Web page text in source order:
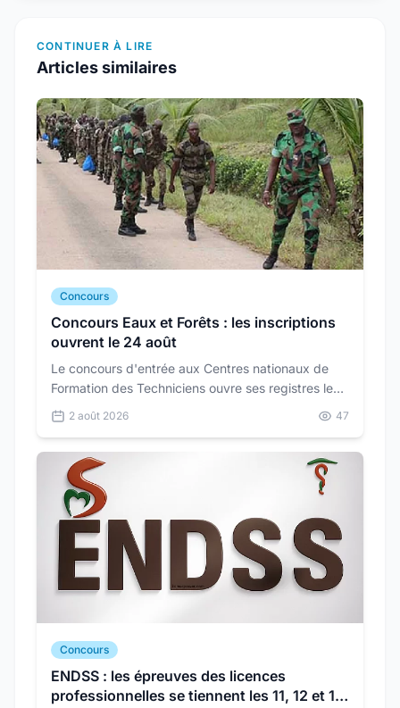
CONTINUER À LIRE
Articles similaires
Concours
Concours Eaux et Forêts : les inscriptions
ouvrent le 24 août
Le concours d'entrée aux Centres nationaux de
Formation des Techniciens ouvre ses registres le
24 août pour trois spécialités. Épreuves écrites le
10 octobre, au niveau du BFEM.
2 août 2026 47
Concours
ENDSS : les épreuves des licences
professionnelles se tiennent les 11, 12 et 13